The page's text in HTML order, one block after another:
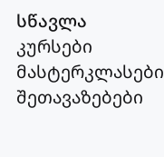
სწავლა
კურსები
მასტერკლასები
შეთავაზებები